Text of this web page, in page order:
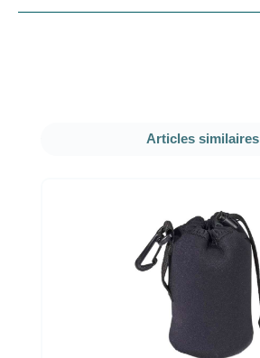
Ignorer la galerie de produits
Articles similaires